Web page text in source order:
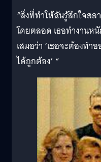
“สิ่งที่ทำให้ฉันรู้สึกใจส
โดยตลอด เธอทำงานห
เสมอว่า ‘เธอจะต้องท
ได้ถูกต้อง’ “